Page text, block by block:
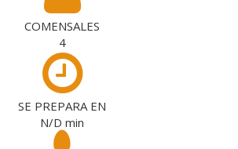
COMENSALES
4
SE PREPARA EN
N/D min